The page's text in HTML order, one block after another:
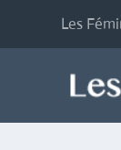
Les